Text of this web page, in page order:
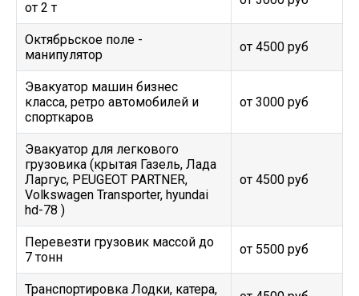
от 2 т
Октябрьское поле -
манипулятор
от 4500 руб
Эвакуатор машин бизнес
класса, ретро автомобилей и
спорткаров
от 3000 руб
Эвакуатор для легкового
грузовика (крытая Газель, Лада
Ларгус, PEUGEOT PARTNER,
Volkswagen Transporter, hyundai
hd-78 )
от 4500 руб
Перевезти грузовик массой до
7 тонн
от 5500 руб
Транспортировка Лодки, катера,